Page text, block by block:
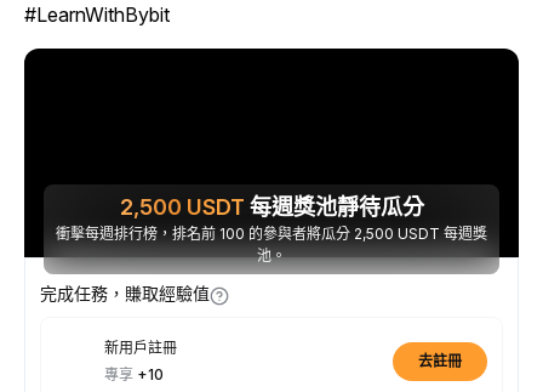
#LearnWithBybit
2,500 USDT 每週獎池靜待瓜分
衝擊每週排行榜，排名前 100 的參與者將瓜分 2,500 USDT 每週獎
池。
完成任務，賺取經驗值
新用戶註冊
專享 +10
去註冊